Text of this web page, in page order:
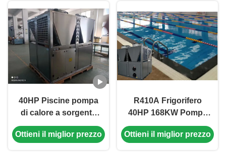
40HP Piscine pompa
di calore a sorgente
d'aria 304 lamiera di
metallo 304 tubo di
Ottieni il miglior prezzo
R410A Frigorifero
40HP 168KW Pompa
di calore a fonte d'aria
per piscine
Ottieni il miglior prezzo